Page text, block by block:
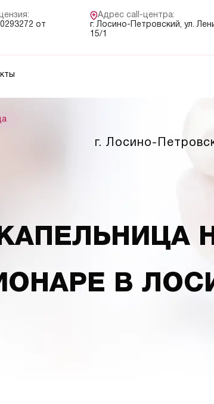
от
Адрес call-центра:
г. Лосино-Петровский, ул.
15/1
г. Лосино-
В